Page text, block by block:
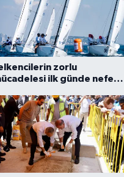
zorlu
ilk günde nefes